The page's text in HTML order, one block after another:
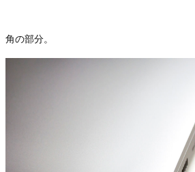
角の部分。